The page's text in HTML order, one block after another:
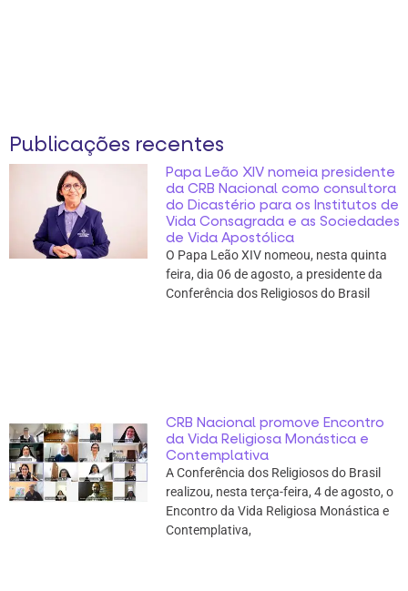
Publicações recentes
Papa Leão XIV nomeia presidente
da CRB Nacional como consultora
do Dicastério para os Institutos de
Vida Consagrada e as Sociedades
de Vida Apostólica
O Papa Leão XIV nomeou, nesta quinta
feira, dia 06 de agosto, a presidente da
Conferência dos Religiosos do Brasil
CRB Nacional promove Encontro
da Vida Religiosa Monástica e
Contemplativa
A Conferência dos Religiosos do Brasil
realizou, nesta terça-feira, 4 de agosto, o
Encontro da Vida Religiosa Monástica e
Contemplativa,